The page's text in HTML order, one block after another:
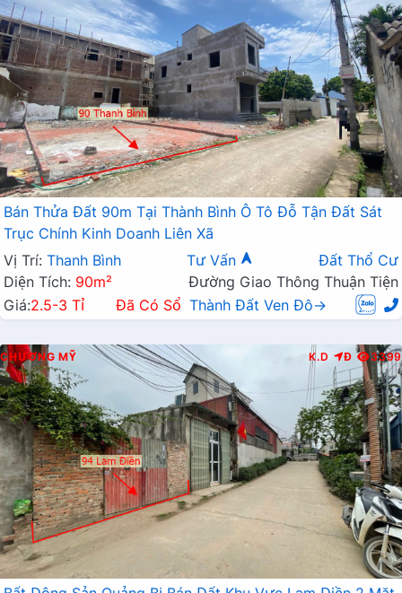
Bán Thửa Đất 90m Tại Thành Bình Ô Tô Đỗ Tận Đất Sát
Trục Chính Kinh Doanh Liên Xã
Vị Trí: Thanh Bình Tư Vấn
Đất Thổ Cư
Diện Tích: 90m²
Đường Giao Thông Thuận Tiện
Giá:2.5-3 Tỉ Đã Có Sổ Thành Đất Ven Đô→
CHƯƠNG MỸ K.D Đ 3399